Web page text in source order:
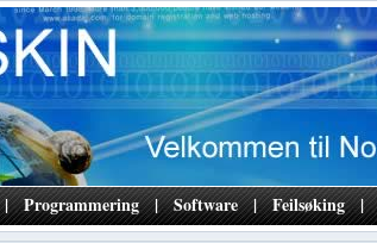
Programmering | Software | Feilsøking |